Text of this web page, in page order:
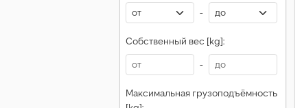
-
Собственный вес [kg]:
-
Максимальная грузоподъёмность